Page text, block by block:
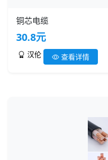
铜芯电缆
30.8元
汉伦 查看详情